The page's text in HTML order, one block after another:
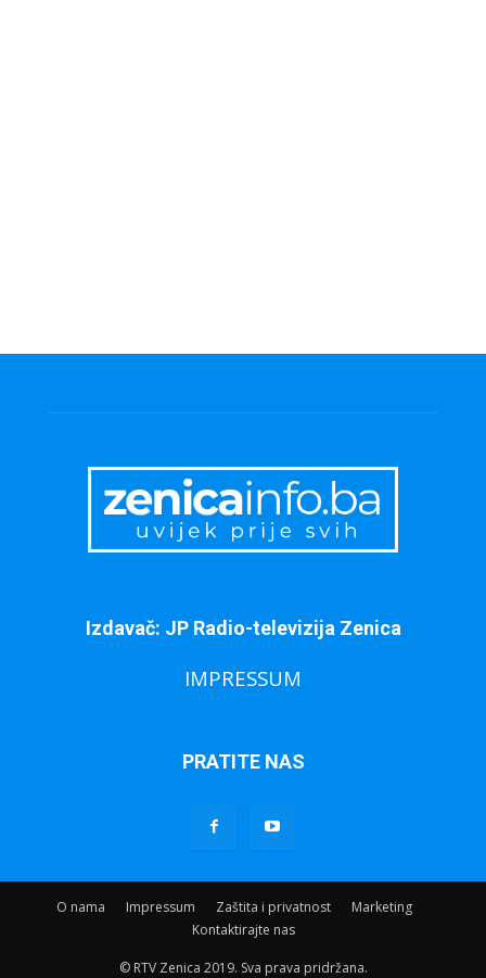
Izdavač: JP Radio-televizija Zenica
IMPRESSUM
PRATITE NAS
O nama Impressum Zaštita i privatnost
Marketing
Kontaktirajte nas
© RTV Zenica 2019. Sva prava pridržana.